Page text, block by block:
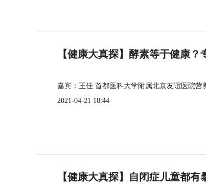
【健康大真探】酵素等于健康
嘉宾：王佳 首都医科大学附属北京友谊医院营
2021-04-21 18:44
【健康大真探】自闭症儿童都